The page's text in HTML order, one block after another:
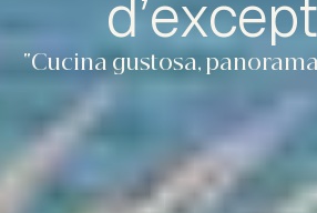
“Cucina gustosa,